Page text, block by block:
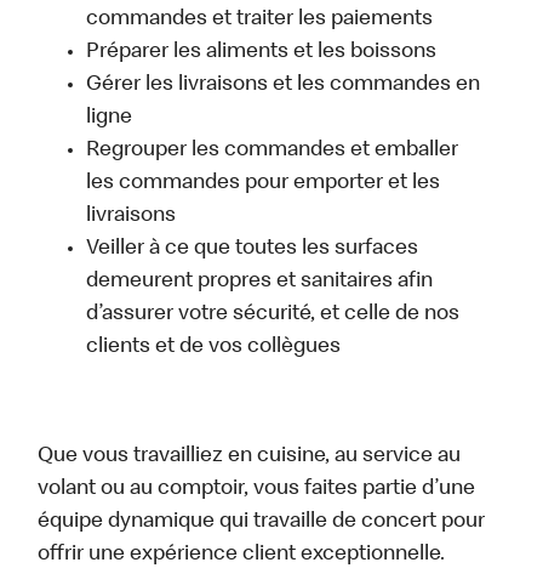
commandes et traiter les paiements
Préparer les aliments et les boissons
Gérer les livraisons et les commandes en
ligne
Regrouper les commandes et emballer
les commandes pour emporter et les
livraisons
Veiller à ce que toutes les surfaces
demeurent propres et sanitaires afin
d’assurer votre sécurité, et celle de nos
clients et de vos collègues
Que vous travailliez en cuisine, au service au
volant ou au comptoir, vous faites partie d’une
équipe dynamique qui travaille de concert pour
offrir une expérience client exceptionnelle.